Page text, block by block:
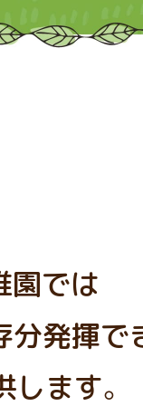
園では
分発揮で
ます。